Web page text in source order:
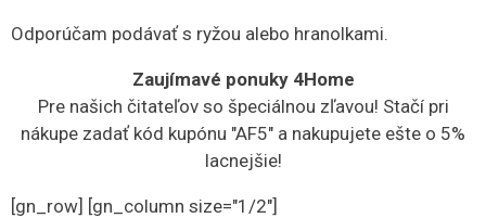
Odporúčam podávať s ryžou alebo hranolkami.
Zaujímavé ponuky 4Home
Pre našich čitateľov so špeciálnou zľavou! Stačí pri
nákupe zadať kód kupónu "AF5" a nakupujete ešte o 5%
lacnejšie!
[gn_row] [gn_column size="1/2"]